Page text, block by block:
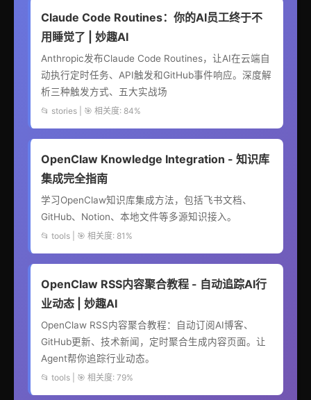
Claude Code Routines：你的AI员工终于不
用睡觉了 | 妙趣AI
Anthropic发布Claude Code Routines，让AI在云端自
动执行定时任务、API触发和GitHub事件响应。深度解
析三种触发方式、五大实战场
📂 stories | 🎯 相关度: 84%
OpenClaw Knowledge Integration - 知识库
集成完全指南
学习OpenClaw知识库集成方法，包括飞书文档、
GitHub、Notion、本地文件等多源知识接入。
📂 tools | 🎯 相关度: 81%
OpenClaw RSS内容聚合教程 - 自动追踪AI行
业动态 | 妙趣AI
OpenClaw RSS内容聚合教程：自动订阅AI博客、
GitHub更新、技术新闻，定时聚合生成内容页面。让
Agent帮你追踪行业动态。
📂 tools | 🎯 相关度: 79%